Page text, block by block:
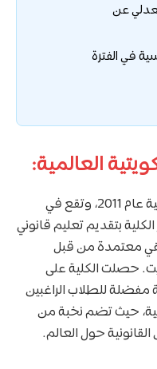
عن
في الفترة
العالمية:
تأسست كلية القانون الكويتية العالمية عام 2011، وتقع في
بتقديم تعليم قانوني
وهي معتمدة من قبل
حصلت الكلية على
مفضلة للطلاب الراغبين
حيث تضم نخبة من
حول العالم.